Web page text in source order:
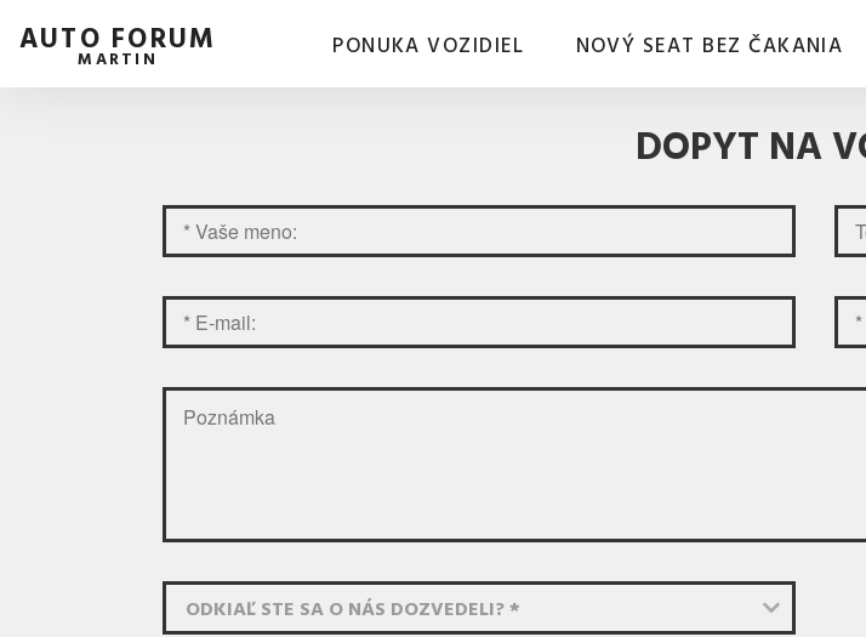
AUTO FORUM
MARTIN PONUKA VOZIDIEL NOVÝ SEAT BEZ ČAKANIA
DOPYT NA
ODKIAĽ STE SA O NÁS DOZVEDELI? *